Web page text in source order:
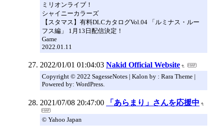
ミリオンライブ！
シャイニーカラーズ
【スタマス】有料DLCカタログVol.04 「ルミナス・ルー
フス編」 1月13日配信決定！
Game
2022.01.11
2022/01/01 01:04:03 Nakid Official Website
Copyright © 2022 SagesseNotes | Kalon by : Rara Theme |
Powered by: WordPress.
2021/07/08 20:47:00 「あらまり」さんを応援中
© Yahoo Japan